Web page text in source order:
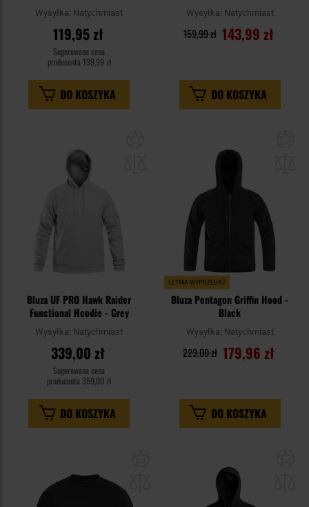
Wysyłka: Natychmiast
119,95 zł
Sugerowana cena
producenta 139,99 zł
DO KOSZYKA
Wysyłka: Natychmiast
143,99 zł
159,99 zł
DO KOSZYKA
Bluza UF PRO Hawk Raider
Functional Hoodie - Grey
Wysyłka: Natychmiast
339,00 zł
Sugerowana cena
producenta 359,00 zł
DO KOSZYKA
LETNIA WYPRZEDAŻ
Bluza Pentagon Griffin Hood -
Black
Wysyłka: Natychmiast
179,96 zł
229,00 zł
DO KOSZYKA